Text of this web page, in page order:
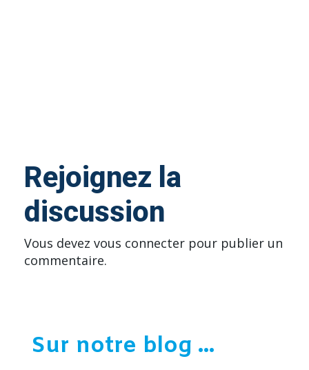
Rejoignez la
discussion
Vous devez vous connecter pour publier un
commentaire.
Sur notre blog ...